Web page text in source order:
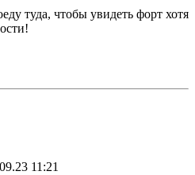
туда, чтобы увидеть форт хотя
11:21